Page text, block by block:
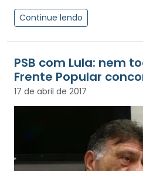
Continue lendo
PSB com Lula: nem
Frente Popular
17 de abril de 2017